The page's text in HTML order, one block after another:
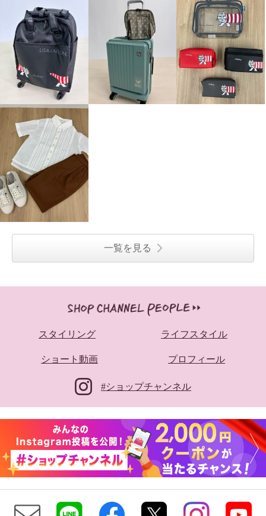
一覧を見る
スタイリング ライフスタイル
ショート動画 プロフィール
#ショップチャンネル